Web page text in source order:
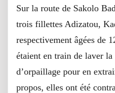
Sur la route de Sakolo
trois fillettes Adizatou,
respectivement âgées de
étaient en train de laver
d’orpaillage pour en
propos, elles ont été